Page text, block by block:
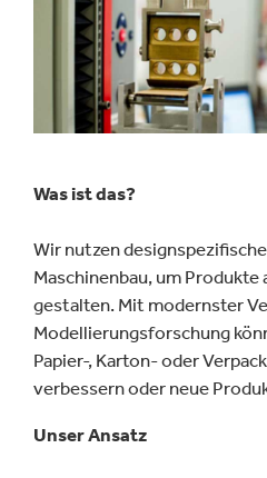
Fallstudien
Was ist das?
Wir nutzen
Maschinenbau, um Produkte
gestalten. Mit modernster
Modellierungsforschung
Papier-, Karton- oder
verbessern oder neue
Unser Ansatz